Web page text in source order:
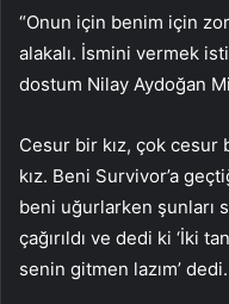
“Onun için benim için
alakalı. İsmini vermek
dostum Nilay Aydoğan
Cesur bir kız, çok cesur
kız. Beni Survivor’a
beni uğurlarken şunları
çağırıldı ve dedi ki ‘İki
senin gitmen lazım’ dedi.